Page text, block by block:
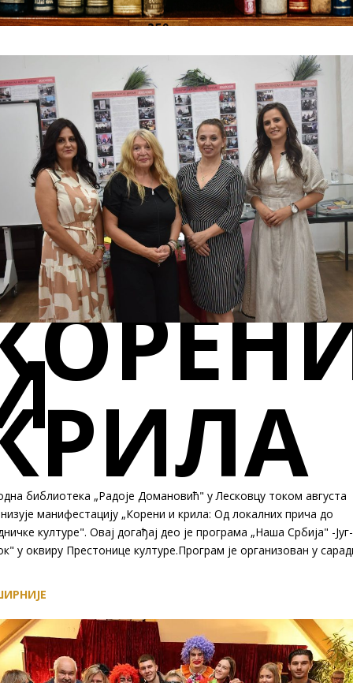
библиотека „Радоје Домановић" у Лесковцу током августа
манифестацију „Корени и крила: Од локалних прича до
културе". Овај догађај део је програма „Наша Србијa" -Југ-
у оквиру Престонице културе.Програм је организован у